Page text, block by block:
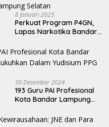
8 Januari 2025
Perkuat Program P4GN,
Lapas Narkotika Bandar
dari BNN Kabupaten
Lampung Selatan
30 Desember 2024
193 Guru PAI Profesional
Kota Bandar Lampung
Yudisium PPG Tahun 2024